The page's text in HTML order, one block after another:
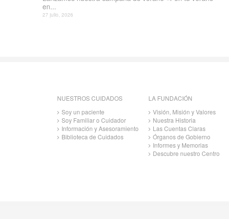
en...
27 julio, 2026
NUESTROS CUIDADOS
Soy un paciente
Soy Familiar o Cuidador
Información y Asesoramiento
Biblioteca de Cuidados
LA FUNDACIÓN
Visión, Misión y Valores
Nuestra Historia
Las Cuentas Claras
Órganos de Gobierno
Informes y Memorias
Descubre nuestro Centro